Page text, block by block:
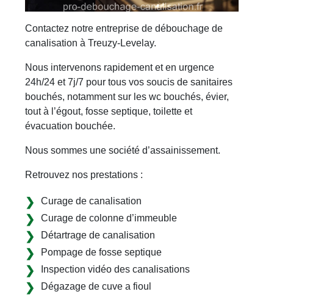
Contactez notre entreprise de débouchage de
canalisation à Treuzy-Levelay.
Nous intervenons rapidement et en urgence
24h/24 et 7j/7 pour tous vos soucis de sanitaires
bouchés, notamment sur les wc bouchés, évier,
tout à l’égout, fosse septique, toilette et
évacuation bouchée.
Nous sommes une société d’assainissement.
Retrouvez nos prestations :
Curage de canalisation
Curage de colonne d’immeuble
Détartrage de canalisation
Pompage de fosse septique
Inspection vidéo des canalisations
Dégazage de cuve a fioul